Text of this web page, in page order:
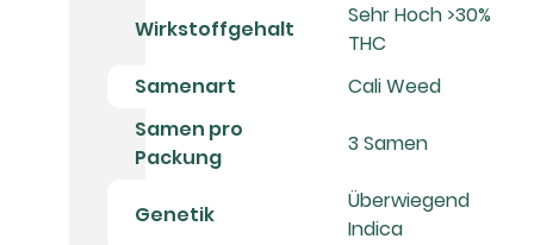
Wirkstoffgehalt
Sehr Hoch >30%
THC
Samenart
Cali Weed
Samen pro
Packung
3 Samen
Genetik
Überwiegend
Indica